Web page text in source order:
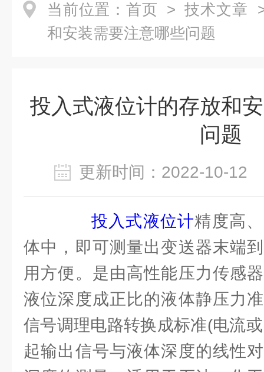
当前位置： 首页 > 技术文章
和安装需要注意哪些问题
投入式液位计的存放和
问题
更新时间：2022-10-
投入式液位计精度高
体中，即可测量出变送器末端
用方便。是由高性能压力传感
液位深度成正比的液体静压力
信号调理电路转换成标准(电流
起输出信号与液体深度的线性